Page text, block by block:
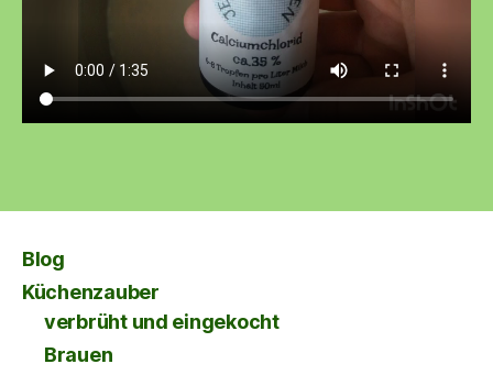
Blog
Küchenzauber
verbrüht und eingekocht
Brauen